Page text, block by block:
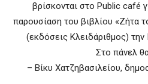
βρίσκονται στο Public café
παρουσίαση του βιβλίου «Ζήτα
(εκδόσεις Κλειδάριθμος)
Στο πάνελ θα
– Βίκυ Χατζηβασιλείου,